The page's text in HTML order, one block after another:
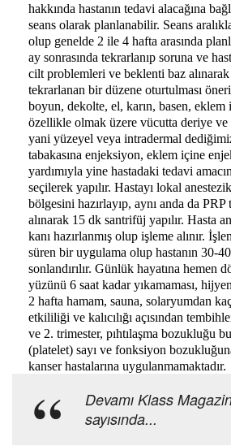
hakkında hastanın tedavi alacağına
seans olarak planlanabilir. Seans
olup genelde 2 ile 4 hafta arasında
ay sonrasında tekrarlanıp soruna ve
cilt problemleri ve beklenti baz alınarak
tekrarlanan bir düzene oturtulması
boyun, dekolte, el, karın, basen, eklem
özellikle olmak üzere vücutta deriye ve
yani yüzeyel veya intradermal
tabakasına enjeksiyon, eklem içine
yardımıyla yine hastadaki tedavi
seçilerek yapılır. Hastayı lokal
bölgesini hazırlayıp, aynı anda da PRP
alınarak 15 dk santrifüj yapılır. Hasta
kanı hazırlanmış olup işleme alınır.
süren bir uygulama olup hastanın 30-
sonlandırılır. Günlük hayatına hemen
yüzünü 6 saat kadar yıkamaması,
2 hafta hamam, sauna, solaryumdan
etkililiği ve kalıcılığı açısından
ve 2. trimester, pıhtılaşma bozukluğu
(platelet) sayı ve fonksiyon
kanser hastalarına uygulanmamaktadır.
Devamı Klass
sayısında...